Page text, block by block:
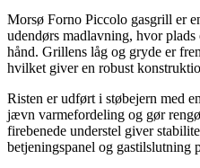
Morsø Forno Piccolo gasgrill er
udendørs madlavning, hvor
hånd. Grillens låg og gryde er
hvilket giver en robust
Risten er udført i støbejern med
jævn varmefordeling og gør
firebenede understel giver
betjeningspanel og gastilslutning